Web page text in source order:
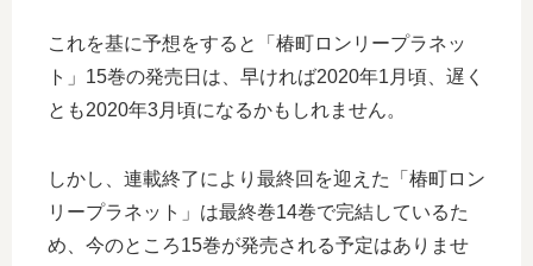
これを基に予想をすると「椿町ロンリープラネッ
ト」15巻の発売日は、早ければ2020年1月頃、遅く
とも2020年3月頃になるかもしれません。
しかし、連載終了により最終回を迎えた「椿町ロン
リープラネット」は最終巻14巻で完結しているた
め、今のところ15巻が発売される予定はありませ